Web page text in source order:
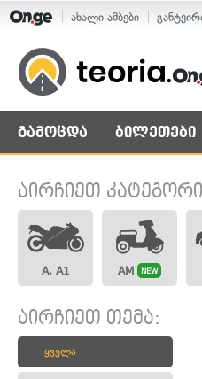
ახალი ამბები
გამოცდა ბილეთები
აირჩიეთ
A, A1 AM NEW
აირჩიეთ თემა:
ყველა